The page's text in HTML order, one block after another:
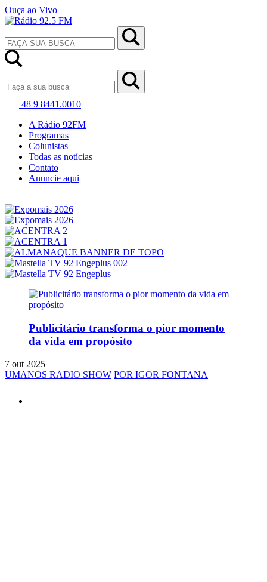
Ouça ao Vivo
48 9 8441.0010
A Rádio 92FM
Programas
Colunistas
Todas as notícias
Contato
Anuncie aqui
Publicitário transforma o pior momento
da vida em propósito
7 out 2025
UMANOS RADIO SHOW POR IGOR FONTANA